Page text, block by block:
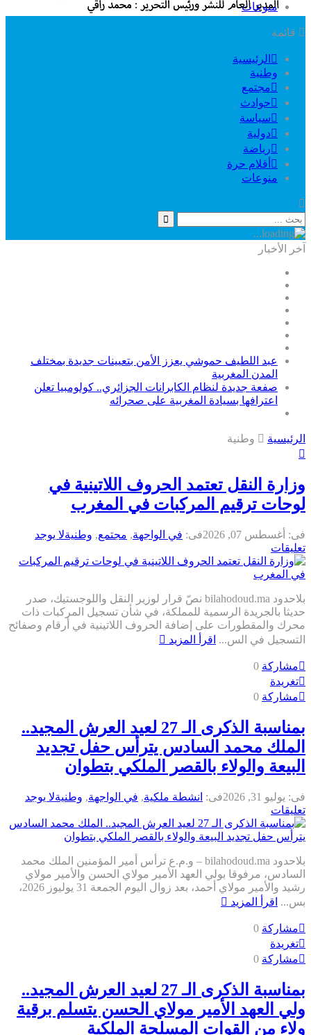
منوعات
قائمة
الرئيسية
وطنية
مجتمع
حوادث
سياسة
دولية
رياضة
أقلام حرة
منوعات
الأخبار
عبد اللطيف حموشي يعزز الأمن بتعيينات جديدة بمختلف
المدن المغربية
صفعة جديدة لنظام الكابرانات الجزائري.. كولومبيا تعلن
اعترافها بسيادة المغربية على صحرائه
وطنية
النقل تعتمد الحروف اللاتينية في
ترقيم المركبات في المغرب
أغسطس 07, 2026 فى: في الواجهة,مجتمع,وطنيةلا يوجد
بلاحدود bilahodoud.ma نصّ قرار لوزير النقل واللوجستيك، صدر
بالجريدة الرسمية للمملكة، في شأن تسجيل المركبات ذات
والمقطورات على إضافة الحروف اللاتينية في أرقام وصفائح
في الس...اقرأ المزيد
مشاركة 0
تغريدة
مشاركة 0
بمناسبة الذكرى الـ 27 لعيد العرش المجيد..
محمد السادس يترأس حفل تجديد
والولاء بالقصر الملكي بتطوان
يوليو 31, 2026 فى: انشطة ملكية,في الواجهة,وطنيةلا يوجد
بلاحدود bilahodoud.ma – و.م.ع ترأس أمير المؤمنين الملك محمد
مرفوقا بولي العهد الأمير مولاي الحسن والأمير مولاي
رشيد والأمير مولاي أحمد، بعد زوال اليوم الجمعة 31 يوليوز 2026،
اقرأ المزيد
مشاركة 0
تغريدة
مشاركة 0
بمناسبة الذكرى الـ 27 لعيد العرش المجيد..
العهد الأمير مولاي الحسن يتسلم برقية
من القوات المسلحة الملكية